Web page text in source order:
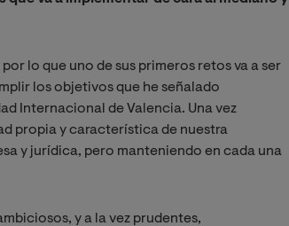
lo que uno de sus primeros retos va a ser
los objetivos que he señalado
Internacional de Valencia. Una vez
propia y característica de nuestra
y jurídica, pero manteniendo en cada una
y a la vez prudentes,